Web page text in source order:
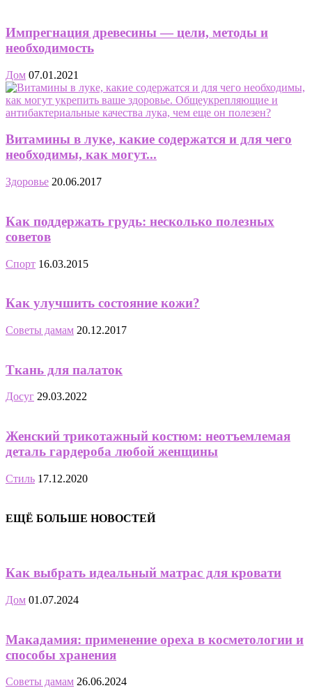
Импрегнация древесины — цели, методы и
необходимость
Дом 07.01.2021
Витамины в луке, какие содержатся и для чего
необходимы, как могут...
Здоровье 20.06.2017
Как поддержать грудь: несколько полезных
советов
Спорт 16.03.2015
Как улучшить состояние кожи?
Советы дамам 20.12.2017
Ткань для палаток
Досуг 29.03.2022
Женский трикотажный костюм: неотъемлемая
деталь гардероба любой женщины
Стиль 17.12.2020
ЕЩЁ БОЛЬШЕ НОВОСТЕЙ
Как выбрать идеальный матрас для кровати
Дом 01.07.2024
Макадамия: применение ореха в косметологии и
способы хранения
Советы дамам 26.06.2024